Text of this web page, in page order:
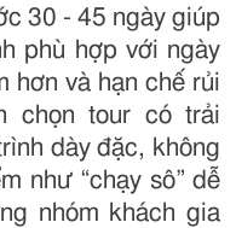
30 - 45 ngày giúp
phù hợp với ngày
hơn và hạn chế rủi
chọn tour có trải
dày đặc, không
như “chạy sô” dễ
nhóm khách gia